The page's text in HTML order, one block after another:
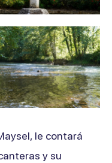
le contará
y su